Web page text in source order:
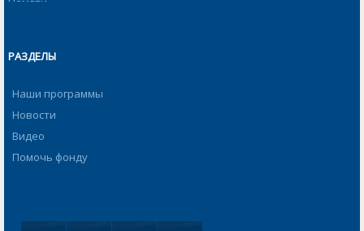
РАЗДЕЛЫ
Наши программы
Новости
Видео
Помочь фонду